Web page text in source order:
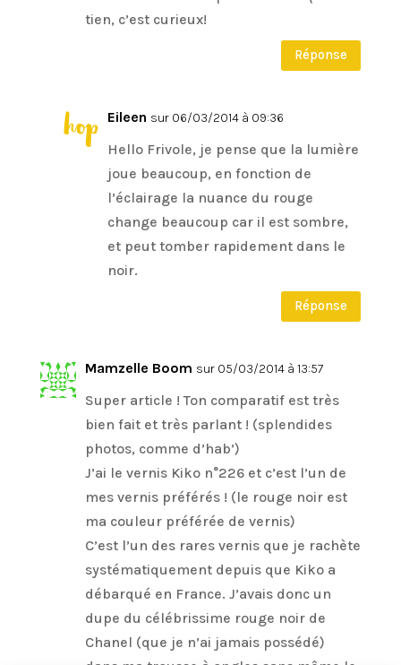
tien, c’est curieux!
Réponse
Eileen sur 06/03/2014 à 09:36
Hello Frivole, je pense que la lumière
joue beaucoup, en fonction de
l’éclairage la nuance du rouge
change beaucoup car il est sombre,
et peut tomber rapidement dans le
noir.
Réponse
Mamzelle Boom sur 05/03/2014 à 13:57
Super article ! Ton comparatif est très
bien fait et très parlant ! (splendides
photos, comme d’hab’)
J’ai le vernis Kiko n°226 et c’est l’un de
mes vernis préférés ! (le rouge noir est
ma couleur préférée de vernis)
C’est l’un des rares vernis que je rachète
systématiquement depuis que Kiko a
débarqué en France. J’avais donc un
dupe du célébrissime rouge noir de
Chanel (que je n’ai jamais possédé)